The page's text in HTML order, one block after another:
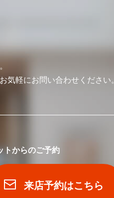
軽にお問い合わせください。
トからのご予約
来店予約はこちら